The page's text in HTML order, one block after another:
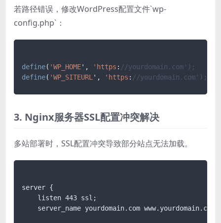
若路径错误，修改WordPress配置文件`wp-
config.php`：
define( 'WP_HOME', 'https : //yourdomain.com');
define( 'WP_SITEURL ', 'https : //yourdomain.com');
3. Nginx服务器SSL配置冲突解决
多站部署时，SSL配置冲突导致部分站点无法加载。
server {
    listen 443 ssl;
    server_name yourdomain.com www.yourdomain.com;